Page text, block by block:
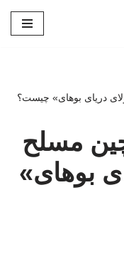
دریای بوهای» چیست؟
مسلح
بوهای»